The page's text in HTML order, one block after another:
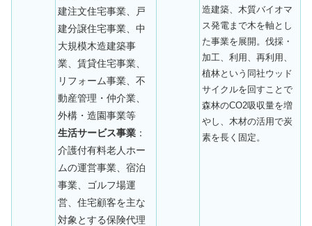
建注文住宅事業、戸
建分譲住宅事業、中
大規模木造建築事
業、賃貸住宅事業、
リフォーム事業、不
動産管理・仲介業、
外構・造園事業等
生活サービス事業 ：
介護付有料老人ホー
ムの運営事業、宿泊
事業、ゴルフ場運
営、住宅顧客を主な
対象とする保険代理
造建築、木質バイオマ
ス発電まで木を軸とし
た事業を展開。伐採・
加工、利用、再利用、
植林という同社ウッド
サイクルを回すことで
森林のCO2吸収量を増
やし、木材の活用で炭
素を長く固定。